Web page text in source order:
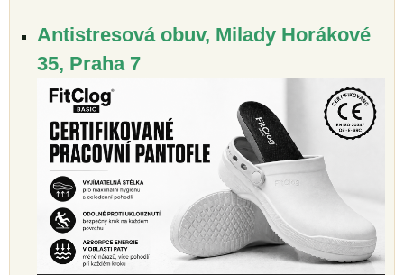
Antistresová obuv, Milady Horákové
35, Praha 7